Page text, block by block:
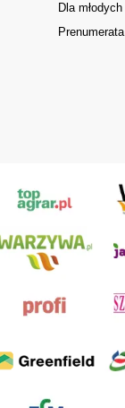
Dla młodych
Prenumerata